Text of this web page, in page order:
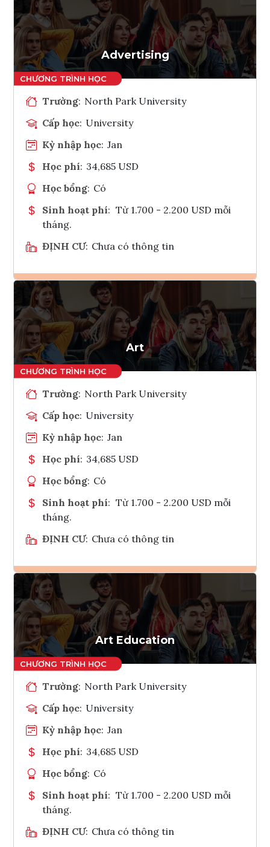
Ghi danh
Tham vấn Interlink
Advertising
Trường: North Park University
Cấp học: University
Kỳ nhập học: Jan
Học phí: 34,685 USD
Học bổng: Có
Sinh hoạt phí: Từ 1.700 - 2.200 USD mỗi
tháng.
ĐỊNH CƯ: Chưa có thông tin
Ghi danh
Tham vấn Interlink
Art
Trường: North Park University
Cấp học: University
Kỳ nhập học: Jan
Học phí: 34,685 USD
Học bổng: Có
Sinh hoạt phí: Từ 1.700 - 2.200 USD mỗi
tháng.
ĐỊNH CƯ: Chưa có thông tin
Ghi danh
Tham vấn Interlink
Art Education
Trường: North Park University
Cấp học: University
Kỳ nhập học: Jan
Học phí: 34,685 USD
Học bổng: Có
Sinh hoạt phí: Từ 1.700 - 2.200 USD mỗi
tháng.
ĐỊNH CƯ: Chưa có thông tin